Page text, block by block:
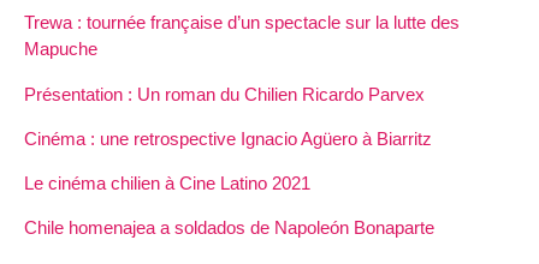
Trewa : tournée française d’un spectacle sur la lutte des
Mapuche
Présentation : Un roman du Chilien Ricardo Parvex
Cinéma : une retrospective Ignacio Agüero à Biarritz
Le cinéma chilien à Cine Latino 2021
Chile homenajea a soldados de Napoleón Bonaparte